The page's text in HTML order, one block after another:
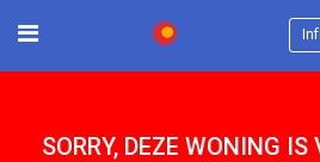
SORRY, DEZE WONING